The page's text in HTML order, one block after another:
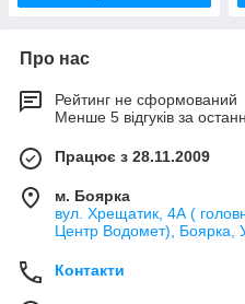
Про нас
Рейтинг не сформований
Менше 5 відгуків за
Працює з 28.11.2009
м. Боярка
вул. Хрещатик, 4А (
Центр Водомет), Боярка,
Контакти